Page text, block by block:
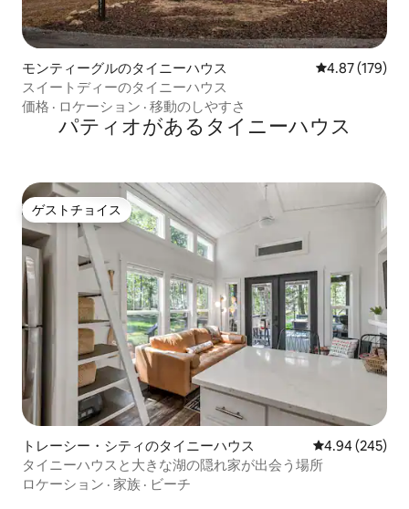
モンティーグルのタイニーハウス レビュー179
4.87 (179)
スイートディーのタイニーハウス
価格 · ロケーション · 移動のしやすさ
パティオがあるタイニーハウス
ゲストチョイス
ゲストチョイス
トレーシー・シティのタイニーハウス レビュー245
4.94 (245)
タイニーハウスと大きな湖の隠れ家が出会う場所
ロケーション · 家族 · ビーチ